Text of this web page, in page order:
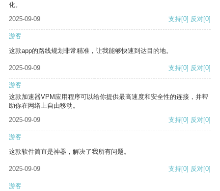
化。
2025-09-09
支持[0] 反对[0]
游客
这款app的路线规划非常精准，让我能够快速到达目的地。
2025-09-09 支持[0] 反对[0]
游客
这款加速器VPM应用程序可以给你提供最高速度和安全性的连接，并帮
助你在网络上自由移动。
2025-09-09
支持[0] 反对[0]
游客
这款软件简直是神器，解决了我所有问题。
2025-09-09 支持[0] 反对[0]
游客